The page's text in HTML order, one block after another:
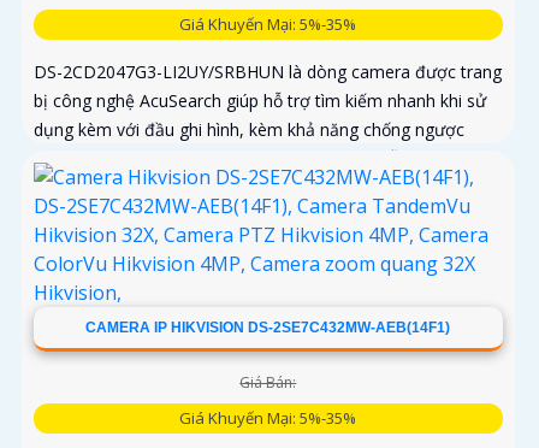
Giá Khuyến Mại: 5%-35%
DS-2CD2047G3-LI2UY/SRBHUN là dòng camera được trang
bị công nghệ AcuSearch giúp hỗ trợ tìm kiếm nhanh khi sử
dụng kèm với đầu ghi hình, kèm khả năng chống ngược
sáng WDR 130dB, trang bị micro kép và loa hỗ trợ đàm
thoại 2 chiều, ống kính 4
CAMERA IP HIKVISION DS-2SE7C432MW-AEB(14F1)
Giá Bán:
Giá Khuyến Mại: 5%-35%